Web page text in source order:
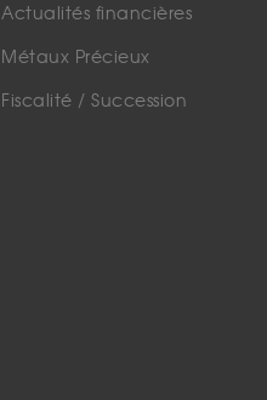
Actualités financières
Métaux Précieux
Fiscalité / Succession